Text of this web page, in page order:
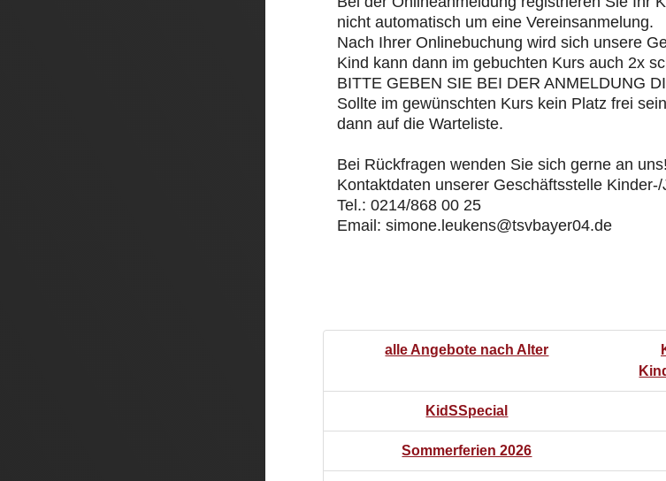
nicht automatisch um eine Vereinsanmelung.
Nach Ihrer Onlinebuchung wird sich unsere
Kind kann dann im gebuchten Kurs auch 2x
BITTE GEBEN SIE BEI DER ANMELDUNG
Sollte im gewünschten Kurs kein Platz frei
dann auf die Warteliste.
Bei Rückfragen wenden Sie sich gerne an uns!
Kontaktdaten unserer Geschäftsstelle
Tel.: 0214/868 00 25
Email: simone.leukens@tsvbayer04.de
alle Angebote nach Alter
KidSSpecial
Sommerferien 2026